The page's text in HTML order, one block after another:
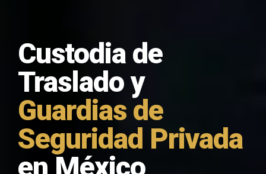
Custodia de
Traslado y
Guardias de
Seguridad Privada
en México